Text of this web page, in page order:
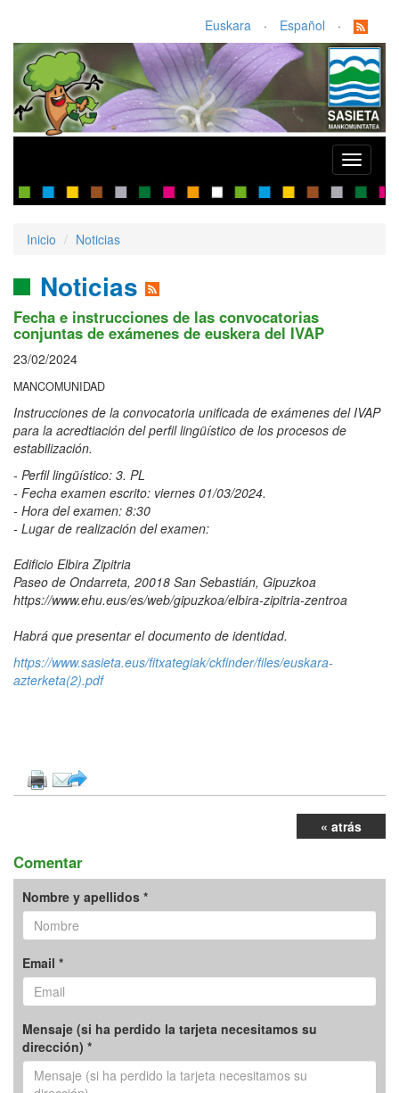
Euskara · Español ·
Toggle
Inicio Noticias
Noticias
Fecha e instrucciones de las convocatorias
conjuntas de exámenes de euskera del IVAP
23/02/2024
MANCOMUNIDAD
Instrucciones de la convocatoria unificada de exámenes del IVAP
para la acredtiación del perfil lingüístico de los procesos de
estabilización.
- Perfil lingüístico: 3. PL
- Fecha examen escrito: viernes 01/03/2024.
- Hora del examen: 8:30
- Lugar de realización del examen:
Edificio Elbira Zipitria
Paseo de Ondarreta, 20018 San Sebastián, Gipuzkoa
https://www.ehu.eus/es/web/gipuzkoa/elbira-zipitria-zentroa
Habrá que presentar el documento de identidad.
https://www.sasieta.eus/fitxategiak/ckfinder/files/euskara-
azterketa(2).pdf
« atrás
Comentar
Nombre y apellidos *
Email *
Mensaje (si ha perdido la tarjeta necesitamos su
dirección) *